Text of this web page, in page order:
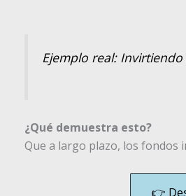
Ejemplo real:
¿Qué demuestra esto?
Que a largo plazo, los fondos
👉